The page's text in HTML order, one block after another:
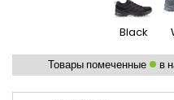
Black
Товары помеченные
в